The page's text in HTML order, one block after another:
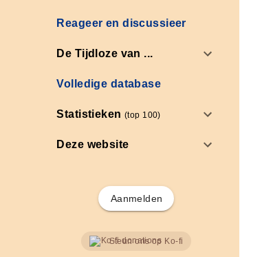
Reageer en discussieer
De Tijdloze van ...
Volledige database
Statistieken(top 100)
Deze website
Aanmelden
Steun ons op Ko-fi